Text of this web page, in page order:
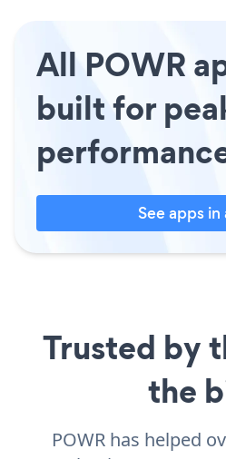
All POWR
built for
See apps
Trusted by
the
POWR has helped